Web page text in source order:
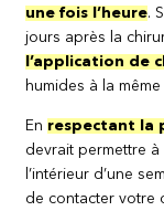
une fois l’heure.
jours après la
l’application de
humides à la
En respectant la
devrait permettre
l’intérieur d’une
de contacter votre